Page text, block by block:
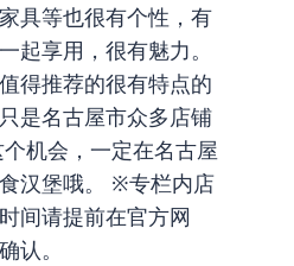
具等也很有个性，有
起享用，很有魅力。
得推荐的很有特点的
是名古屋市众多店铺
机会，一定在名古屋
汉堡哦。 ※专栏内店
间请提前在官方网
认。